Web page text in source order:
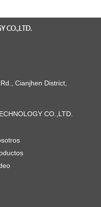
Cianjhen District,
CO.,LTD.